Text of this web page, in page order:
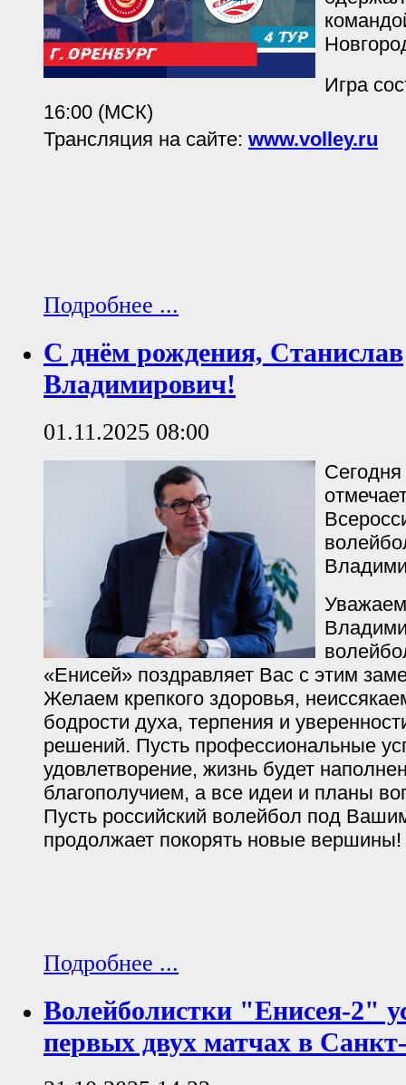
Игра
16:00 (МСК)
Трансляция на сайте: www.volley.ru
Подробнее ...
С днём рождения, Станислав
Владимирович!
01.11.2025 08:00
«Енисей» поздравляет Вас с этим
Желаем крепкого здоровья,
бодрости духа, терпения и
решений. Пусть профессиональные
удовлетворение, жизнь будет
благополучием, а все идеи и планы
Пусть российский волейбол под
продолжает покорять новые вершины!
Подробнее ...
Волейболистки "Енисея-2"
первых двух матчах в